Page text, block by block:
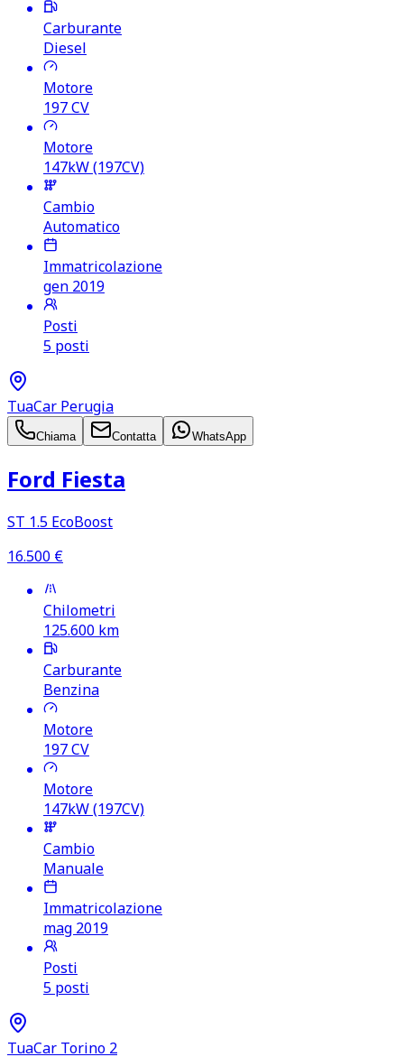
Carburante
Diesel
Motore
197CV
Motore
147kW (197CV)
Cambio
Automatico
Immatricolazione
gen 2019
Posti
5 posti
TuaCar Perugia
Chiama Contatta WhatsApp
Ford Fiesta
ST 1.5 EcoBoost
16.500 €
Chilometri
125.600 km
Carburante
Benzina
Motore
197CV
Motore
147kW (197CV)
Cambio
Manuale
Immatricolazione
mag 2019
Posti
5 posti
TuaCar Torino 2